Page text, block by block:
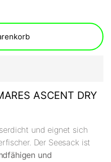
ASCENT DRY
und eignet sich
Der Seesack ist
und